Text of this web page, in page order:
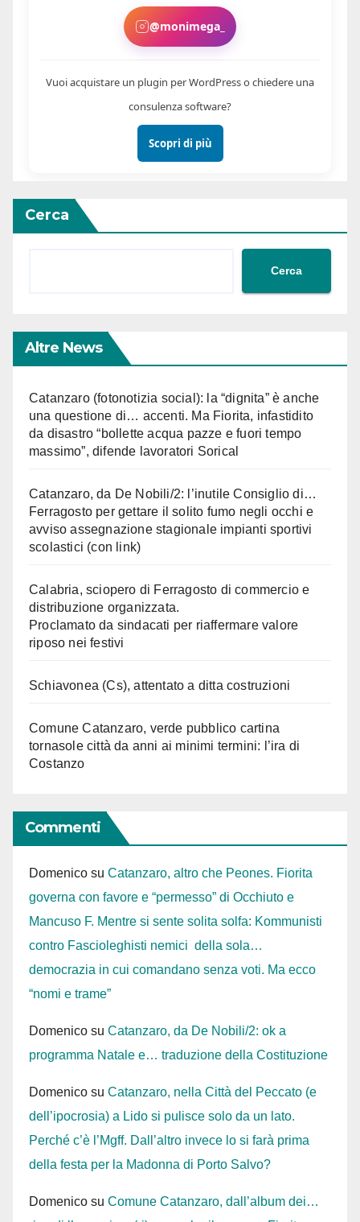
Cerca
Cerca
Altre News
Catanzaro (fotonotizia social): la “dignita” è anche
una questione di… accenti. Ma Fiorita, infastidito
da disastro “bollette acqua pazze e fuori tempo
massimo”, difende lavoratori Sorical
Catanzaro, da De Nobili/2: l’inutile Consiglio di…
Ferragosto per gettare il solito fumo negli occhi e
avviso assegnazione stagionale impianti sportivi
scolastici (con link)
Calabria, sciopero di Ferragosto di commercio e
distribuzione organizzata.
Proclamato da sindacati per riaffermare valore
riposo nei festivi
Schiavonea (Cs), attentato a ditta costruzioni
Comune Catanzaro, verde pubblico cartina
tornasole città da anni ai minimi termini: l’ira di
Costanzo
Commenti
Domenico su Catanzaro, altro che Peones. Fiorita
governa con favore e “permesso” di Occhiuto e
Mancuso F. Mentre si sente solita solfa: Kommunisti
contro Fascioleghisti nemici della sola…
democrazia in cui comandano senza voti. Ma ecco
“nomi e trame”
Domenico su Catanzaro, da De Nobili/2: ok a
programma Natale e… traduzione della Costituzione
Domenico su Catanzaro, nella Città del Peccato (e
dell’ipocrosia) a Lido si pulisce solo da un lato.
Perché c’è l’Mgff. Dall’altro invece lo si farà prima
della festa per la Madonna di Porto Salvo?
Domenico su Comune Catanzaro, dall’album dei…
@monimega_
Vuoi acquistare un plugin per WordPress o chiedere una
consulenza software?
Scopri di più